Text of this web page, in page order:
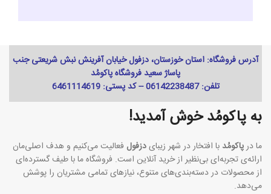
آدرس فروشگاه: استان خوزستان، دزفول خیابان آفرینش نبش شریعتی جنب
پاساژ سعید فروشگاه پاکومُد
تلفن: 06142238487 -- کد پستی: 6461114619
به پاکومُد خوش آمدید!
ما درپاکومُد با افتخار در شهر زیبایدزفول فعالیت می‌کنیم و هدف اصلی‌مان
ارائه‌ی تجربه‌ای بی‌نظیر از خرید آنلاین است. فروشگاه ما با طیف گسترده‌ای
از محصولات در دسته‌بندی‌های متنوع، نیازهای تمامی مشتریان را پوشش
می‌دهد.